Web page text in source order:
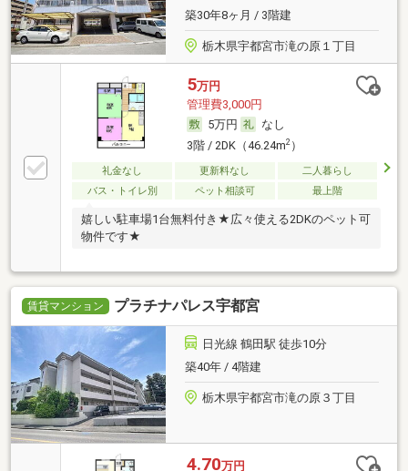
築30年8ヶ月 / 3階建
栃木県宇都宮市滝の原１丁目
5万円
管理費3,000円
5万円
なし
3階 / 2DK（46.24m2）
礼金なし 更新料なし
二人暮らし
バス・トイレ別
ペット相談可 最上階
嬉しい駐車場1台無料付き★広々使える2DKのペット可
物件です★
賃貸マンション プラチナパレス宇都宮
日光線 鶴田駅 徒歩10分
築40年 / 4階建
栃木県宇都宮市滝の原３丁目
4.70万円